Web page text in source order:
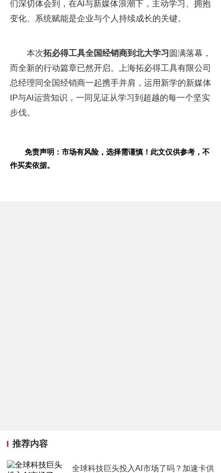
们深切体会到，在AI与新媒体浪潮下，主动学习、拥抱
变化、系统赋能是企业与个人持续成长的关键。
本次拓必得工具全国经销商到北大学习 圆满落幕，
而全新的行动篇章已然开启。上海拓必得工具有限公司
总经理同全国经销商一起携手并肩，运用新学的新媒体
IP与AI运营知识，一同见证从学习到超越的每一个坚实
步伐。
免责声明：市场有风险，选择需谨慎！此文仅供参考，不
作买卖依据。
推荐内容
全球科技巨头投入AI市场了吗？加速卡供